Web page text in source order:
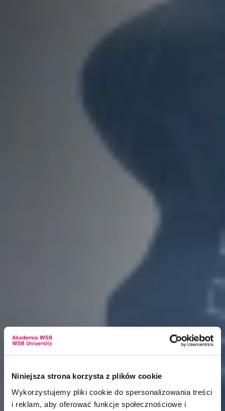
Niniejsza strona korzysta z plików cookie
Wykorzystujemy pliki cookie do spersonalizowania treści
i reklam, aby oferować funkcje społecznościowe i